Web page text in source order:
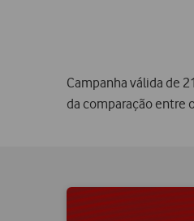
Campanha válida de
da comparação entre